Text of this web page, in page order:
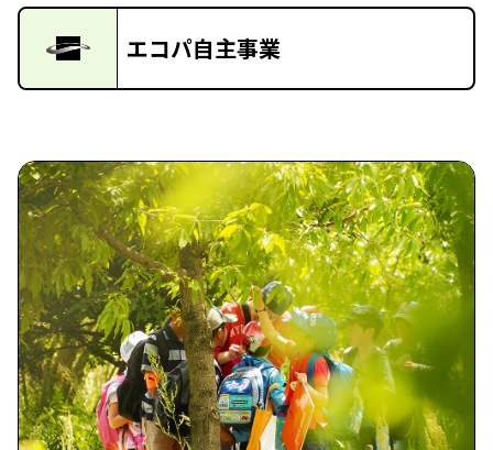
エコパ自主事業